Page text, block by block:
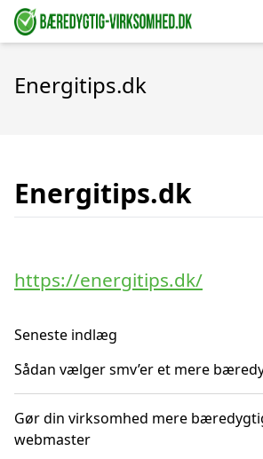
Energitips.dk
Energitips.dk
https://energitips.dk/
Seneste indlæg
Sådan vælger smv’er et mere
Gør din virksomhed mere
webmaster